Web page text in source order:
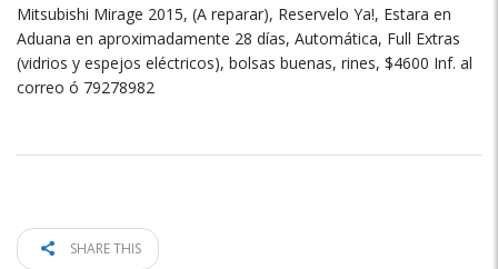
Mitsubishi Mirage 2015, (A reparar), Reservelo Ya!, Estara en
Aduana en aproximadamente 28 días, Automática, Full Extras
(vidrios y espejos eléctricos), bolsas buenas, rines, $4600 Inf. al
correo ó 79278982
SHARE THIS